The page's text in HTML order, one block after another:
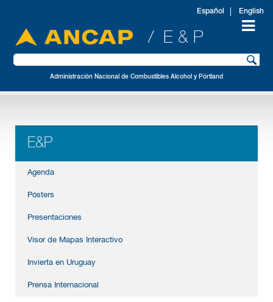
Administración Nacional de Combustibles Alcohol y Pórtland
/ E & P
Español English
E&P
Agenda
Pósters
Presentaciones
Visor de Mapas Interactivo
Invierta en Uruguay
Prensa Internacional